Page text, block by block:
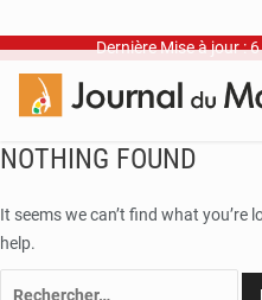
Dernière Mise à jour :
NOTHING FOUND
It seems we can’t find what you’re
help.